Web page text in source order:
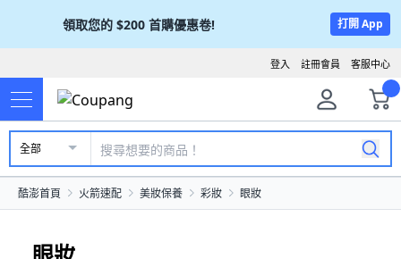
領取您的 $200 首購優惠卷! 打開 App
客服中心
註冊會員
登入
全部
酷澎首頁 火箭速配 美妝保養 彩妝 眼妝